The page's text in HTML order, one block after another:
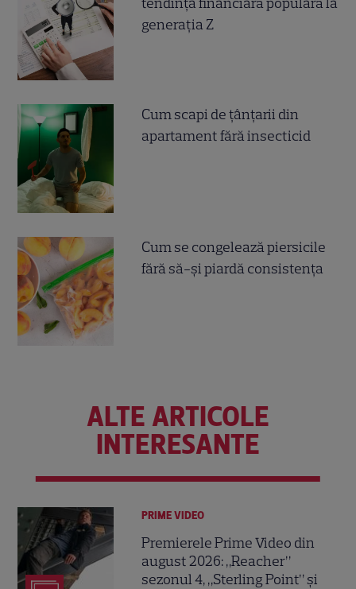
generația Z
Cum scapi de țânțarii din
apartament fără insecticid
Cum se congelează piersicile
fără să-și piardă consistența
ALTE ARTICOLE
INTERESANTE
PRIME VIDEO
Premierele Prime Video din
august 2026: „Reacher”
sezonul 4, „Sterling Point” și